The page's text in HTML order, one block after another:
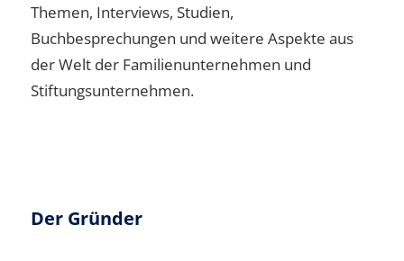
Themen, Interviews, Studien,
Buchbesprechungen und weitere Aspekte aus
der Welt der Familienunternehmen und
Stiftungsunternehmen.
Der Gründer